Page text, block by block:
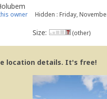
owner Hidden : Friday,
Size: (other)
location details. It's free!